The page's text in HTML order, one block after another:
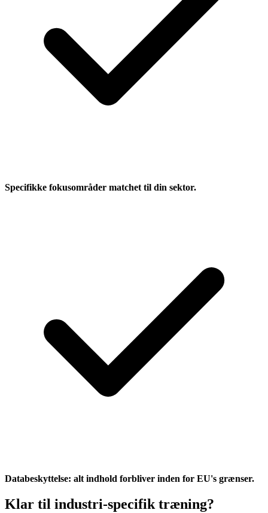
Specifikke fokusområder matchet til din sektor.
Databeskyttelse: alt indhold forbliver inden for EU's grænser.
Klar til industri-specifik træning?